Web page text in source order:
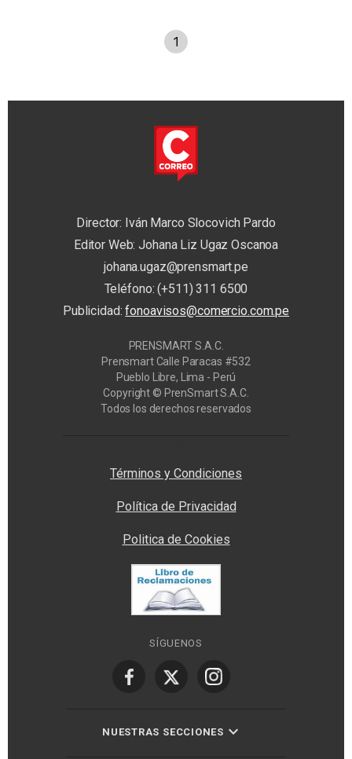
1
Director: Iván Marco Slocovich Pardo
Editor Web: Johana Liz Ugaz Oscanoa
johana.ugaz@prensmart.pe
Teléfono: (+511) 311 6500
Publicidad:fonoavisos@comercio.com.pe
PRENSMART S.A.C.
Prensmart Calle Paracas #532
Pueblo Libre, Lima - Perú
Copyright © PrenSmart S.A.C.
Todos los derechos reservados
Términos y Condiciones
Política de Privacidad
Politica de Cookies
SÍGUENOS
NUESTRAS SECCIONES